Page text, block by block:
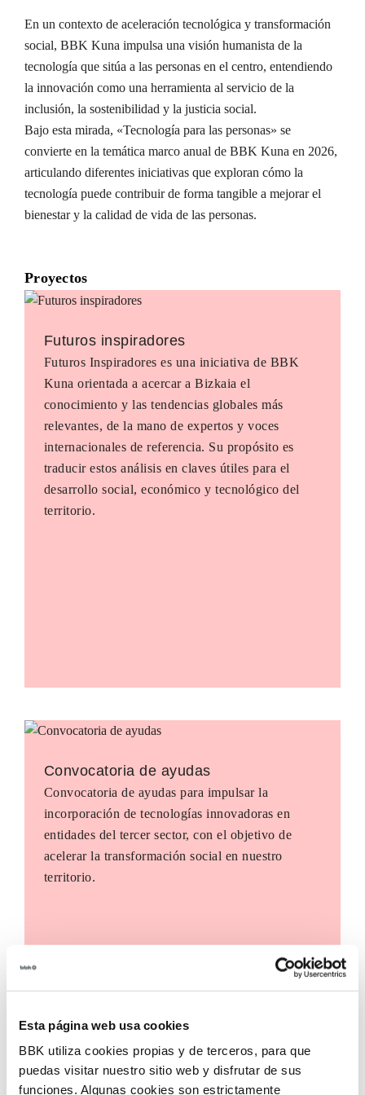
Esta página web usa cookies
BBK utiliza cookies propias y de terceros, para que
puedas visitar nuestro sitio web y disfrutar de sus
funciones. Algunas cookies son estrictamente
En un contexto de aceleración tecnológica y transformación
social, BBK Kuna impulsa una visión humanista de la
tecnología que sitúa a las personas en el centro, entendiendo
la innovación como una herramienta al servicio de la
inclusión, la sostenibilidad y la justicia social.
Bajo esta mirada, «Tecnología para las personas» se
convierte en la temática marco anual de BBK Kuna en 2026,
articulando diferentes iniciativas que exploran cómo la
tecnología puede contribuir de forma tangible a mejorar el
bienestar y la calidad de vida de las personas.
Proyectos
Futuros inspiradores
Futuros Inspiradores es una iniciativa de BBK
Kuna orientada a acercar a Bizkaia el
conocimiento y las tendencias globales más
relevantes, de la mano de expertos y voces
internacionales de referencia. Su propósito es
traducir estos análisis en claves útiles para el
desarrollo social, económico y tecnológico del
territorio.
Convocatoria de ayudas
Convocatoria de ayudas para impulsar la
incorporación de tecnologías innovadoras en
entidades del tercer sector, con el objetivo de
acelerar la transformación social en nuestro
territorio.